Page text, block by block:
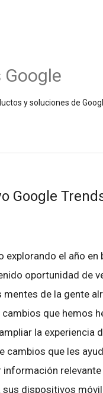
Google
y soluciones de
Google
explorando el año
oportunidad de
de la gente
que hemos
la experiencia
cambios que les
relevante
sus dispositivos